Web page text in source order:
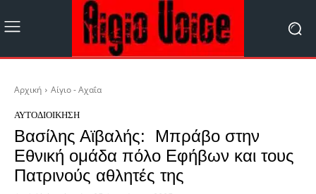
Αρχική Αίγιο - Αχαΐα
ΑΥΤΟΔΙΟΊΚΗΣΗ
Βασίλης Αϊβαλής: Μπράβο στην
Εθνική ομάδα πόλο Εφήβων και τους
Πατρινούς αθλητές της